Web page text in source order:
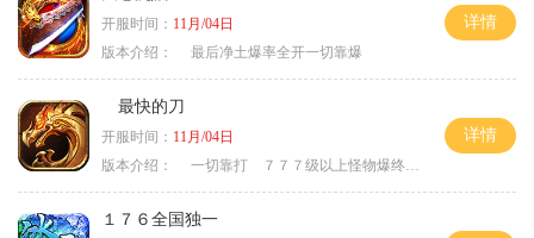
开服时间： 11月/04日
版本介绍：
最后净土爆率全开一切靠爆
详情
最快的刀
开服时间： 11月/04日
版本介绍：
一切靠打 ７７７级以上怪物爆终极
详情
１７６全国独一